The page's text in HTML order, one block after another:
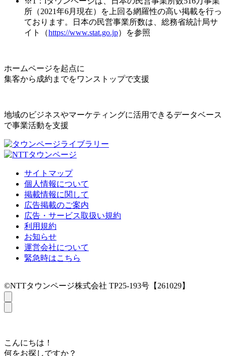
所（2021年6月現在）を上回る網羅性の高い掲載を行っ
ております。日本の民営事業所数は、総務省統計局サ
イト（https://www.stat.go.jp）を参照
ホームページを起点に
集客から成約までをワンストップで支援
地域のビジネスやマーケティングに活用できるデータベース
で事業活動を支援
サイトマップ
個人情報について
掲載情報に関して
広告掲載のご案内
広告・サービス取扱い規約
利用規約
お知らせ
運営会社について
緊急時はこちら
©NTTタウンページ株式会社 TP25-193号【261029】
こんにちは！
何をお探しですか？